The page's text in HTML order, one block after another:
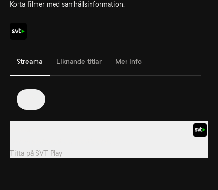
Korta filmer med samhällsinformation.
Streama Liknande titlar Mer info
Titta på SVT Play